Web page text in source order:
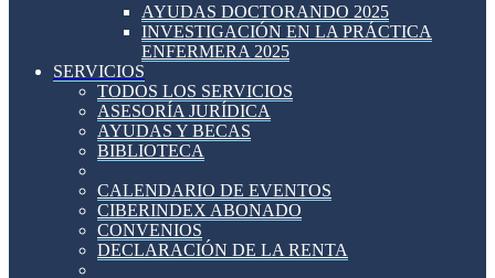
AYUDAS DOCTORANDO 2025
INVESTIGACIÓN EN LA PRÁCTICA
ENFERMERA 2025
SERVICIOS
TODOS LOS SERVICIOS
ASESORÍA JURÍDICA
AYUDAS Y BECAS
BIBLIOTECA
CALENDARIO DE EVENTOS
CIBERINDEX ABONADO
CONVENIOS
DECLARACIÓN DE LA RENTA